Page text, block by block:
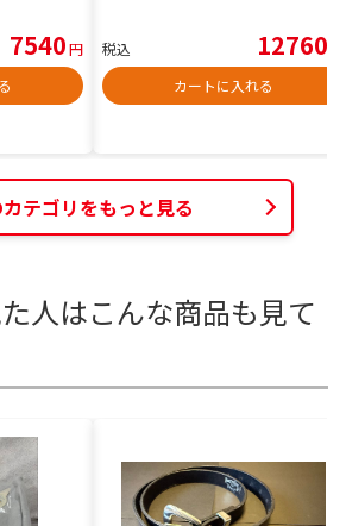
7540円
税込 12760
カートに入れる
テゴリをもっと見る
人はこんな商品も見て